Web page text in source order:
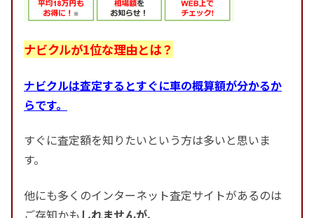
ナビクルが1位な理由とは？
ナビクルは査定するとすぐに車の概算額が分かるか
らです。
すぐに査定額を知りたいという方は多いと思いま
す。
他にも多くのインターネット査定サイトがあるのは
ご存知かも しれませんが、